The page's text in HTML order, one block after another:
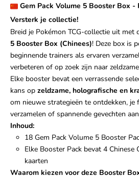
Gem Pack Volume 5 Booster Box -
Versterk je collectie!
Breid je Pokémon TCG-collectie uit met
5 Booster Box (Chinees)! Deze box is
beginnende trainers als ervaren
verbeteren of op zoek zijn naar
Elke booster bevat een verrassende
kans op zeldzame, holografische en
om nieuwe strategieën te ontdekken, je
verzamelen of spannende gevechten
Inhoud:
18 Gem Pack Volume 5 Booster
Elke Booster Pack bevat 4 Chinese
kaarten
Waarom kiezen voor deze Booster